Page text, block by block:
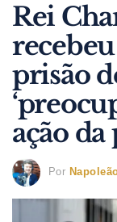
Rei
prisão
ação
Por